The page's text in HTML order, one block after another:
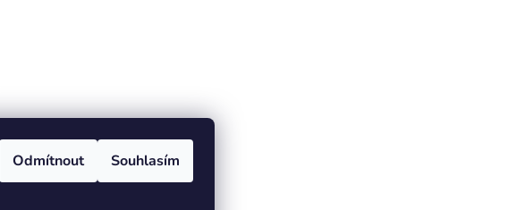
Odmítnout Souhlasím